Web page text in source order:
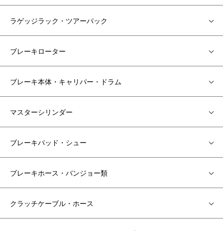
ラゲッジラック・ツアーパック
ブレーキローター
ブレーキ本体・キャリパー・ドラム
マスターシリンダー
ブレーキパッド・シュー
ブレーキホース・バンジョー類
クラッチケーブル・ホース